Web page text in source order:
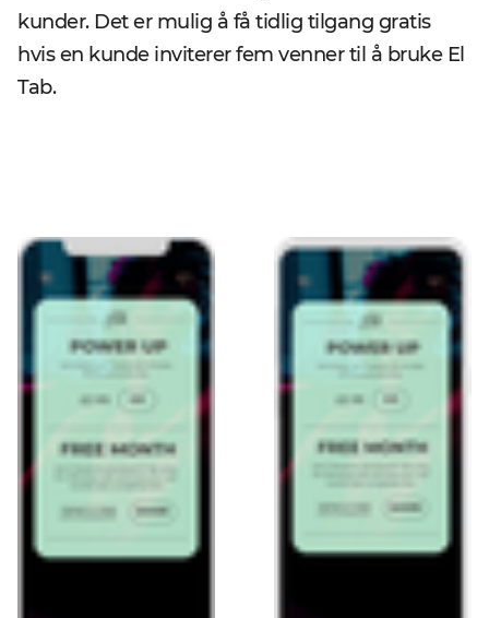
kunder. Det er mulig å få tidlig tilgang gratis
hvis en kunde inviterer fem venner til å bruke El
Tab.